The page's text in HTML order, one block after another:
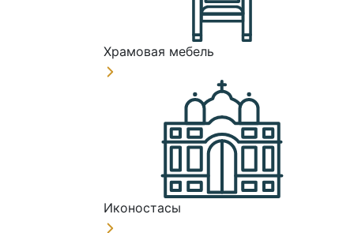
Храмовая мебель
Иконостасы